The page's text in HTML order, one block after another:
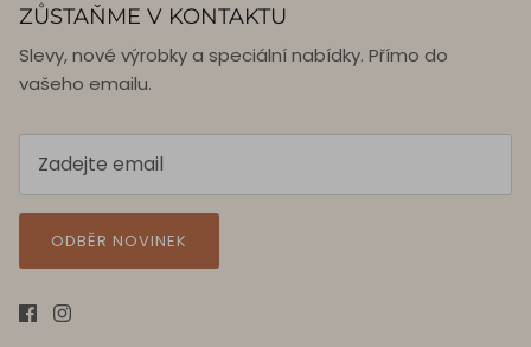
ZŮSTAŇME V KONTAKTU
Slevy, nové výrobky a speciální nabídky. Přímo do
vašeho emailu.
ODBĚR NOVINEK